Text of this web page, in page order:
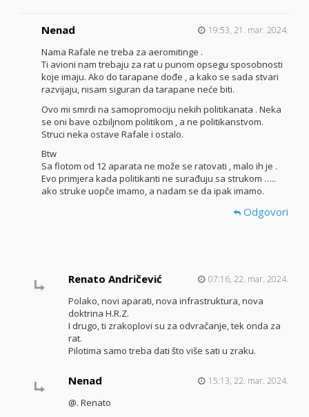
Nenad 19:53, 21. mar. 2024.
Nama Rafale ne treba za aeromitinge .
Ti avioni nam trebaju za rat u punom opsegu sposobnosti
koje imaju. Ako do tarapane dođe , a kako se sada stvari
razvijaju, nisam siguran da tarapane neće biti.
Ovo mi smrdi na samopromociju nekih politikanata . Neka
se oni bave ozbiljnom politikom , a ne politikanstvom.
Struci neka ostave Rafale i ostalo.
Btw
Sa flotom od 12 aparata ne može se ratovati , malo ih je .
Evo primjera kada politikanti ne surađuju sa strukom …..
ako struke uopče imamo, a nadam se da ipak imamo.
Odgovori
Renato Andričević 07:16, 22. mar. 2024.
Polako, novi aparati, nova infrastruktura, nova
doktrina H.R.Z.
I drugo, ti zrakoplovi su za odvračanje, tek onda za
rat.
Pilotima samo treba dati što više sati u zraku.
Nenad 15:13, 22. mar. 2024.
@. Renato